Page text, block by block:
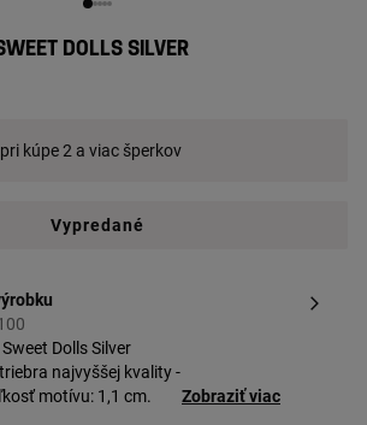
DOLLS SILVER
kúpe 2 a viac šperkov
Vypredané
Dolls Silver
najvyššej kvality -
motívu: 1,1 cm.
Zobraziť viac